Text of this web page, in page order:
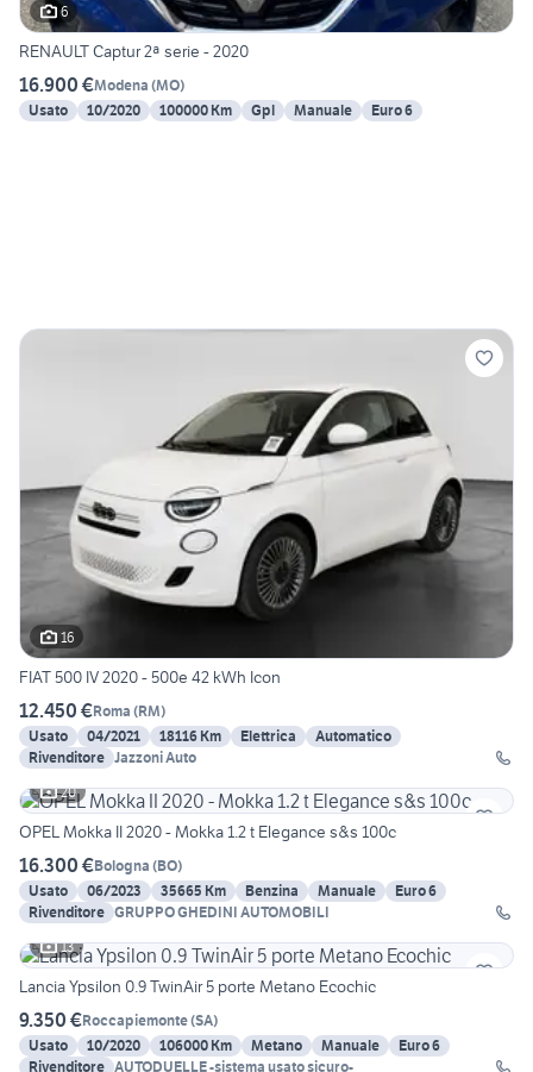
6
RENAULT Captur 2ª serie - 2020
16.900 €Modena (MO)
Usato
10/2020 100000 Km Gpl Manuale Euro 6
16
FIAT 500 IV 2020 - 500e 42 kWh Icon
12.450 €Roma (RM)
Usato
04/2021 18116 Km Elettrica
Automatico
Rivenditore Jazzoni Auto
20
OPEL Mokka II 2020 - Mokka 1.2 t Elegance s&s 100c
16.300 €Bologna (BO)
Usato
06/2023 35665 Km Benzina Manuale
Euro 6
Rivenditore GRUPPO GHEDINI AUTOMOBILI
13
Lancia Ypsilon 0.9 TwinAir 5 porte Metano Ecochic
9.350 €Roccapiemonte(SA)
Usato
10/2020 106000 Km Metano Manuale
Euro 6
Rivenditore
AUTODUELLE -sistema usato sicuro-